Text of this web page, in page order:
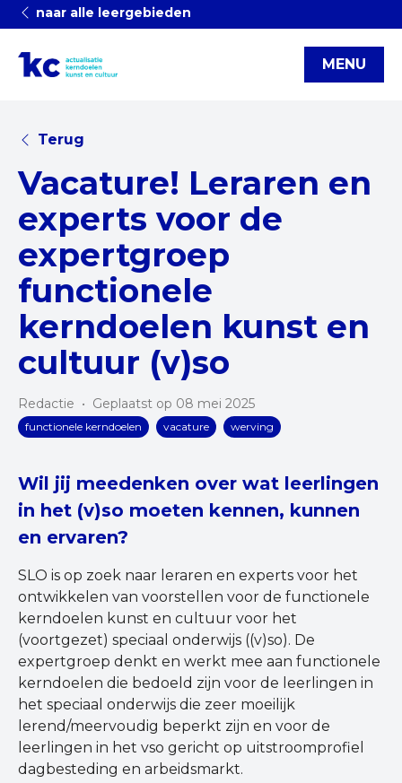
naar alle leergebieden
MENU
Terug
Vacature! Leraren en
experts voor de
expertgroep
functionele
kerndoelen kunst en
cultuur (v)so
Redactie • Geplaatst op 08 mei 2025
functionele kerndoelen vacature werving
Wil jij meedenken over wat leerlingen
in het (v)so moeten kennen, kunnen
en ervaren?
SLO is op zoek naar leraren en experts voor het
ontwikkelen van voorstellen voor de functionele
kerndoelen kunst en cultuur voor het
(voortgezet) speciaal onderwijs ((v)so). De
expertgroep denkt en werkt mee aan functionele
kerndoelen die bedoeld zijn voor de leerlingen in
het speciaal onderwijs die zeer moeilijk
lerend/meervoudig beperkt zijn en voor de
leerlingen in het vso gericht op uitstroomprofiel
dagbesteding en arbeidsmarkt.